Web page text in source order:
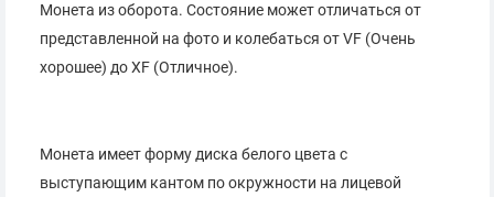
Монета из оборота. Состояние может отличаться от
представленной на фото и колебаться от VF (Очень
хорошее) до XF (Отличное).
Монета имеет форму диска белого цвета с
выступающим кантом по окружности на лицевой